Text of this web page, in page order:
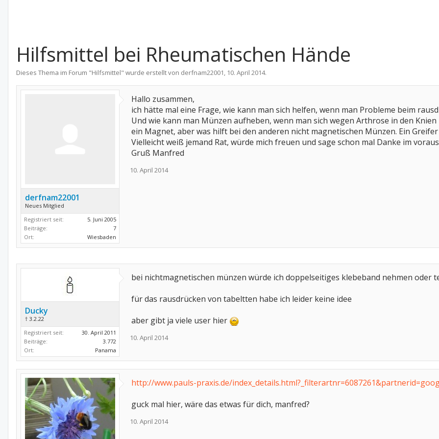
Hilfsmittel bei Rheumatischen Hände
Dieses Thema im Forum "Hilfsmittel" wurde erstellt von derfnam22001, 10. April 2014.
derfnam22001
Neues Mitglied
Registriert seit:
5. Juni 2005
Beiträge:
7
Ort:
Wiesbaden
Hallo zusammen,
ich hätte mal eine Frage, wie kann man sich helfen, wenn man Probleme beim
Und wie kann man Münzen aufheben, wenn man sich wegen Arthrose in den
ein Magnet, aber was hilft bei den anderen nicht magnetischen Münzen. Ein
Vielleicht weiß jemand Rat, würde mich freuen und sage schon mal Danke im
Gruß Manfred
10. April 2014
Ducky
† 3.2.22
Registriert seit:
30. April 2011
Beiträge:
3.772
Ort:
Panama
bei nichtmagnetischen münzen würde ich doppelseitiges klebeband nehmen oder
für das rausdrücken von tabeltten habe ich leider keine idee
aber gibt ja viele user hier
10. April 2014
http://www.pauls-praxis.de/
guck mal hier, wäre das etwas für dich, manfred?
10. April 2014